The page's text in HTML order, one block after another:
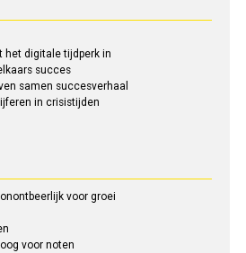
het digitale tijdperk in
succes
samen succesverhaal
in crisistijden
voor groei
voor noten